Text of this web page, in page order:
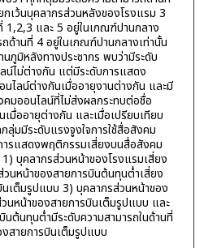
เว้นบุคลากรส่วนหลังของโรงแรม 3
1,2,3 และ 5 อยู่ในเกณฑ์ปานกลาง
ด้านที่ 4 อยู่ในเกณฑ์ปานกลางเท่านั้น
ภูมิหลังทางประชากร พบว่ามีระดับ
น์ไม่ต่างกัน แต่มีระดับการแสดง
ไลน์ต่างกันเมื่ออายุงานต่างกัน และมี
คมออนไลน์ที่ไม่ส่งผลกระทบต่อชื่อ
มื่ออายุต่างกัน และเมื่อเปรียบเทียบ
มมีระดับแรงจูงใจการใช้สื่อสังคม
รแสดงพฤติกรรมเสี่ยงบนสื่อสังคม
บุคลากรส่วนหน้าของโรงแรมเสี่ยง
นหน้าของสายการบินต้นทุนต่ำเสี่ยง
เต็มรูปแบบ 3) บุคลากรส่วนหน้าของ
นหน้าของสายการบินเต็มรูปแบบ และ
ต้นทุนต่ำมีระดับความสามารถในด้านที่
สายการบินเต็มรูปแบบ